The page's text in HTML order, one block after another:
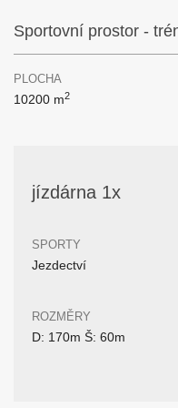
Sportovní prostor -
PLOCHA
10200 m2
jízdárna 1x
SPORTY
Jezdectví
ROZMĚRY
D: 170m Š: 60m